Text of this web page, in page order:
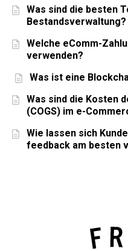
Was sind die besten
Bestandsverwaltung?
Welche eComm-
verwenden?
Was ist eine
Was sind die Kosten
(COGS) im e-
Wie lassen sich
feedback am besten